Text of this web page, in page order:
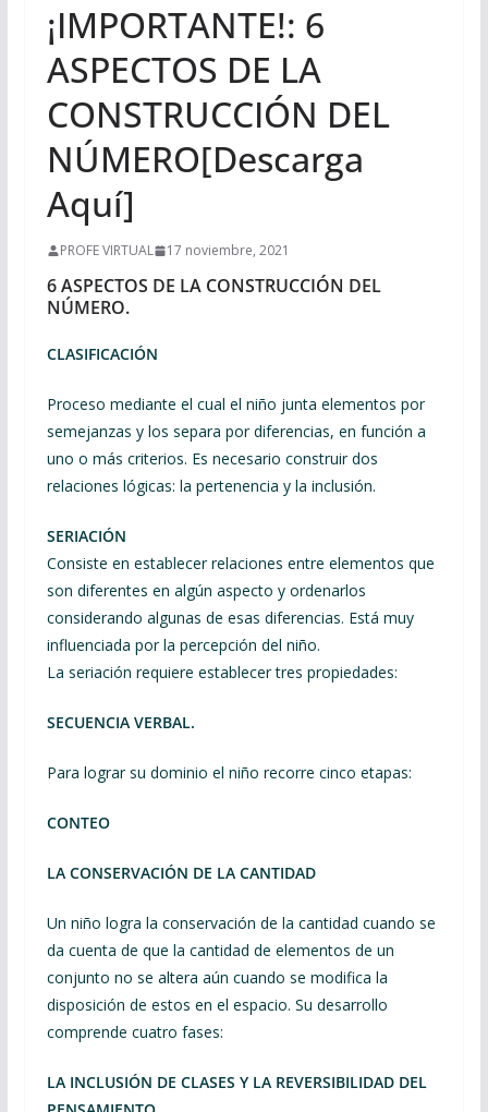
¡IMPORTANTE!: 6
ASPECTOS DE LA
CONSTRUCCIÓN DEL
NÚMERO[Descarga
Aquí]
PROFE VIRTUAL 17 noviembre, 2021
6 ASPECTOS DE LA CONSTRUCCIÓN DEL
NÚMERO.
CLASIFICACIÓN
Proceso mediante el cual el niño junta elementos por
semejanzas y los separa por diferencias, en función a
uno o más criterios. Es necesario construir dos
relaciones lógicas: la pertenencia y la inclusión.
SERIACIÓN
Consiste en establecer relaciones entre elementos que
son diferentes en algún aspecto y ordenarlos
considerando algunas de esas diferencias. Está muy
influenciada por la percepción del niño.
La seriación requiere establecer tres propiedades:
SECUENCIA VERBAL.
Para lograr su dominio el niño recorre cinco etapas:
CONTEO
LA CONSERVACIÓN DE LA CANTIDAD
Un niño logra la conservación de la cantidad cuando se
da cuenta de que la cantidad de elementos de un
conjunto no se altera aún cuando se modifica la
disposición de estos en el espacio. Su desarrollo
comprende cuatro fases:
LA INCLUSIÓN DE CLASES Y LA REVERSIBILIDAD DEL